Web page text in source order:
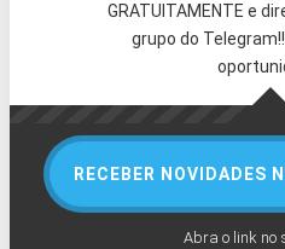
GRATUITAMENTE e
grupo do
RECEBER NOVIDADES
Abra o link no